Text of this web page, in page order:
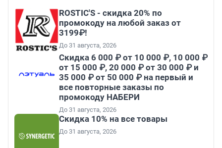
ROSTIC'S - скидка 20% по
промокоду на любой заказ от
3199₽!
До 31 августа, 2026
Скидка 6 000 ₽ от 10 000 ₽, 10 000 ₽
от 15 000 ₽, 20 000 ₽ от 30 000 ₽ и
35 000 ₽ от 50 000 ₽ на первый и
все повторные заказы по
промокоду НАБЕРИ
До 31 августа, 2026
Скидка 10% на все товары
До 31 августа, 2026